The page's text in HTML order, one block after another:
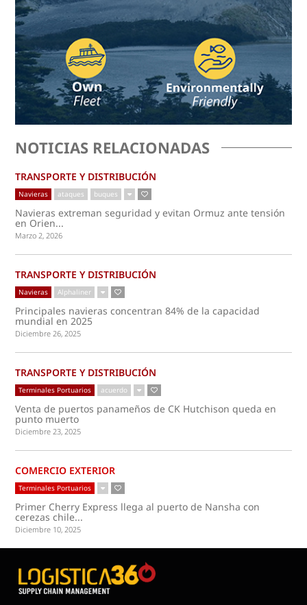
NOTICIAS RELACIONADAS
TRANSPORTE Y DISTRIBUCIÓN
Navieras ataques buques
Navieras extreman seguridad y evitan Ormuz ante tensión
en Orien...
Marzo 2, 2026
TRANSPORTE Y DISTRIBUCIÓN
Navieras Alphaliner
Principales navieras concentran 84% de la capacidad
mundial en 2025
Diciembre 26, 2025
TRANSPORTE Y DISTRIBUCIÓN
Terminales Portuarios acuerdo
Venta de puertos panameños de CK Hutchison queda en
punto muerto
Diciembre 23, 2025
COMERCIO EXTERIOR
Terminales Portuarios
Primer Cherry Express llega al puerto de Nansha con
cerezas chile...
Diciembre 10, 2025